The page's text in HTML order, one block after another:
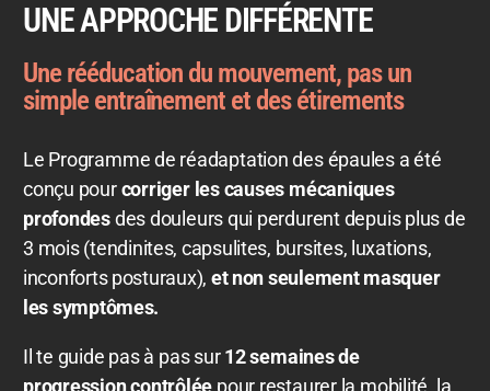
UNE APPROCHE DIFFÉRENTE
Une rééducation du mouvement, pas un
simple entraînement et des étirements
Le Programme de réadaptation des épaules a été
conçu pourcorriger les causes mécaniques
profondesdes douleurs qui perdurent depuis plus de
3 mois(tendinites, capsulites, bursites, luxations,
inconforts posturaux), et non seulement masquer
les symptômes.
Il te guide pas à pas sur12 semaines de
progression contrôlée pour restaurer la mobilité, la